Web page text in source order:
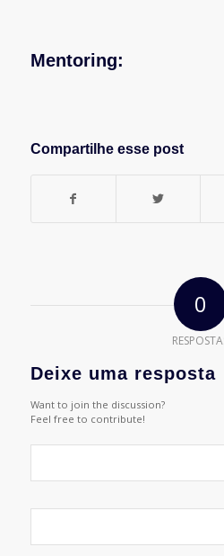
Mentoring:
Compartilhe esse post
0
Deixe uma resposta
Want to join the discussion?
Feel free to contribute!